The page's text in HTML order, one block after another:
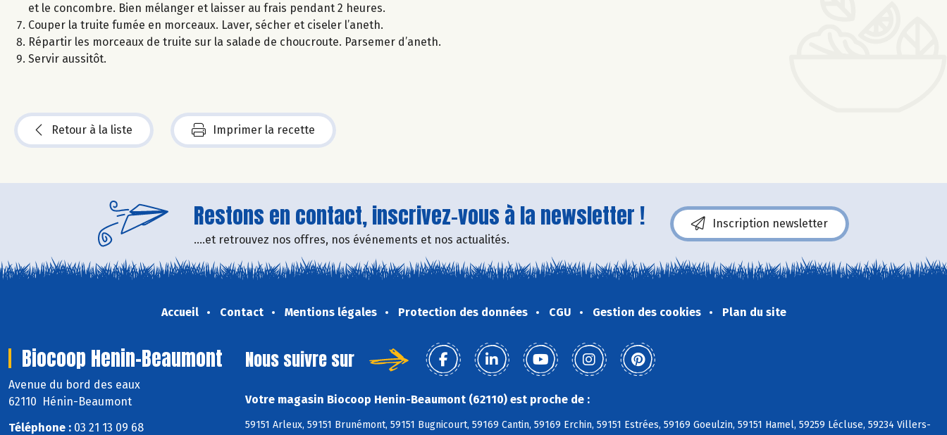
et le concombre. Bien mélanger et laisser au frais pendant 2 heures.
Couper la truite fumée en morceaux. Laver, sécher et ciseler l’aneth.
Répartir les morceaux de truite sur la salade de choucroute. Parsemer d’aneth.
Servir aussitôt.
Retour à la liste Imprimer la recette
Restons en contact, inscrivez-vous à la newsletter !
....et retrouvez nos offres, nos événements et nos actualités.
Inscription newsletter
Accueil Contact Mentions légales Protection des données CGU Gestion des cookies Plan du site
Biocoop Henin-Beaumont
Avenue du bord des eaux
62110 Hénin-Beaumont
Téléphone : 03 21 13 09 68
Nous suivre sur
Votre magasin Biocoop Henin-Beaumont (62110) est proche de :
59151 Arleux, 59151 Brunémont, 59151 Bugnicourt, 59169 Cantin, 59169 Erchin, 59151 Estrées, 59169 Goeulzin, 59151 Hamel, 59259 Lécluse, 59234 Villers-